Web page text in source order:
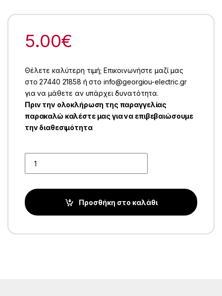
5.00€
Θέλετε καλύτερη τιμή; Επικοινωνήστε μαζί μας
στο 27440 21858 ή στο info@georgiou-electric.gr
για να μάθετε αν υπάρχει δυνατότητα.
Πριν την ολοκλήρωση της παραγγελίας
παρακαλώ καλέστε μας για να επιβεβαιώσουμε
την διαθεσιμότητα
Προσθήκη στο καλάθι